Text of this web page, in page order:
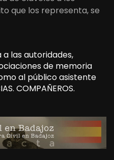
que los representa, se
las autoridades,
de memoria
al público asistente
COMPAÑEROS.